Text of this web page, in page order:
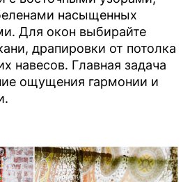
насыщенных
Для окон выбирайте
драпировки от потолка
навесов. Главная задача
ощущения гармонии и